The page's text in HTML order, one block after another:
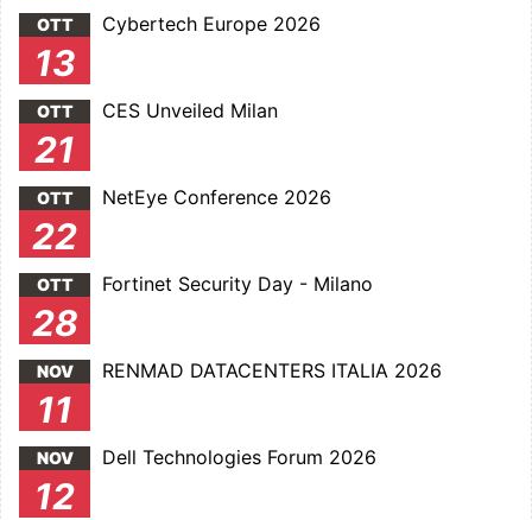
OTT
13
Cybertech Europe 2026
OTT
21
CES Unveiled Milan
OTT
22
NetEye Conference 2026
OTT
28
Fortinet Security Day - Milano
NOV
11
RENMAD DATACENTERS ITALIA 2026
NOV
12
Dell Technologies Forum 2026